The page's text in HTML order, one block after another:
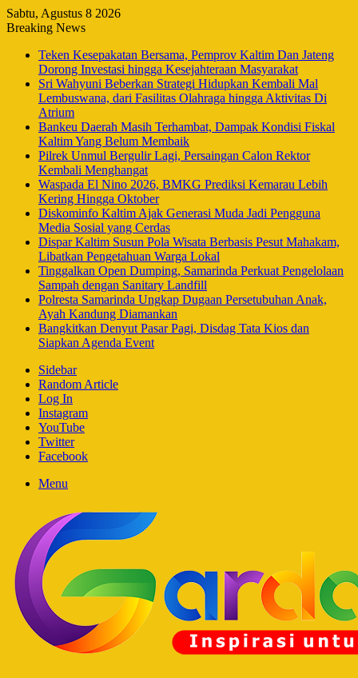
Sabtu, Agustus 8 2026
Breaking News
Teken Kesepakatan Bersama, Pemprov Kaltim Dan Jateng
Dorong Investasi hingga Kesejahteraan Masyarakat
Sri Wahyuni Beberkan Strategi Hidupkan Kembali Mal
Lembuswana, dari Fasilitas Olahraga hingga Aktivitas Di
Atrium
Bankeu Daerah Masih Terhambat, Dampak Kondisi Fiskal
Kaltim Yang Belum Membaik
Pilrek Unmul Bergulir Lagi, Persaingan Calon Rektor
Kembali Menghangat
Waspada El Nino 2026, BMKG Prediksi Kemarau Lebih
Kering Hingga Oktober
Diskominfo Kaltim Ajak Generasi Muda Jadi Pengguna
Media Sosial yang Cerdas
Dispar Kaltim Susun Pola Wisata Berbasis Pesut Mahakam,
Libatkan Pengetahuan Warga Lokal
Tinggalkan Open Dumping, Samarinda Perkuat Pengelolaan
Sampah dengan Sanitary Landfill
Polresta Samarinda Ungkap Dugaan Persetubuhan Anak,
Ayah Kandung Diamankan
Bangkitkan Denyut Pasar Pagi, Disdag Tata Kios dan
Siapkan Agenda Event
Sidebar
Random Article
Log In
Instagram
YouTube
Twitter
Facebook
Menu